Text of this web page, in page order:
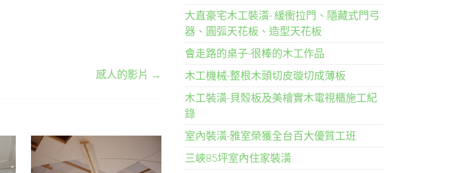
感人的影片 →
大直豪宅木工裝潢- 緩衝拉門、隱藏式門弓
器、圓弧天花板、造型天花板
會走路的桌子-很棒的木工作品
木工機械-整根木頭切皮璇切成薄板
木工裝潢-貝殼板及美檜實木電視櫃施工紀
錄
室內裝潢-雅室榮獲全台百大優質工班
三峽85坪室內住家裝潢